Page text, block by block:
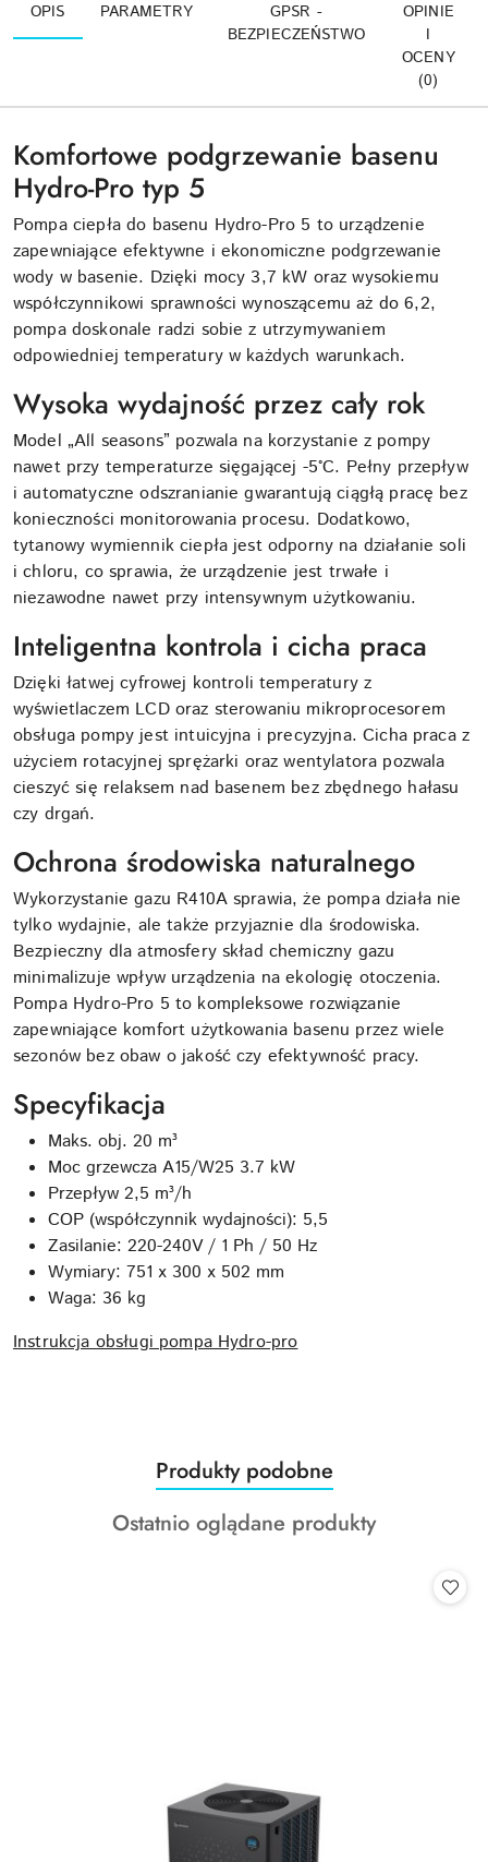
OPIS PARAMETRY
GPSR -
BEZPIECZEŃSTWO
OPINIE
I
OCENY
(0)
Komfortowe podgrzewanie basenu
Hydro-Pro typ 5
Pompa ciepła do basenu Hydro-Pro 5 to urządzenie
zapewniające efektywne i ekonomiczne podgrzewanie
wody w basenie. Dzięki mocy 3,7 kW oraz wysokiemu
współczynnikowi sprawności wynoszącemu aż do 6,2,
pompa doskonale radzi sobie z utrzymywaniem
odpowiedniej temperatury w każdych warunkach.
Wysoka wydajność przez cały rok
Model „All seasons” pozwala na korzystanie z pompy
nawet przy temperaturze sięgającej -5°C. Pełny przepływ
i automatyczne odszranianie gwarantują ciągłą pracę bez
konieczności monitorowania procesu. Dodatkowo,
tytanowy wymiennik ciepła jest odporny na działanie soli
i chloru, co sprawia, że urządzenie jest trwałe i
niezawodne nawet przy intensywnym użytkowaniu.
Inteligentna kontrola i cicha praca
Dzięki łatwej cyfrowej kontroli temperatury z
wyświetlaczem LCD oraz sterowaniu mikroprocesorem
obsługa pompy jest intuicyjna i precyzyjna. Cicha praca z
użyciem rotacyjnej sprężarki oraz wentylatora pozwala
cieszyć się relaksem nad basenem bez zbędnego hałasu
czy drgań.
Ochrona środowiska naturalnego
Wykorzystanie gazu R410A sprawia, że pompa działa nie
tylko wydajnie, ale także przyjaznie dla środowiska.
Bezpieczny dla atmosfery skład chemiczny gazu
minimalizuje wpływ urządzenia na ekologię otoczenia.
Pompa Hydro-Pro 5 to kompleksowe rozwiązanie
zapewniające komfort użytkowania basenu przez wiele
sezonów bez obaw o jakość czy efektywność pracy.
Specyfikacja
Maks. obj. 20 m³
Moc grzewcza A15/W25 3.7 kW
Przepływ 2,5 m³/h
COP (współczynnik wydajności): 5,5
Zasilanie: 220-240V / 1 Ph / 50 Hz
Wymiary: 751 x 300 x 502 mm
Waga: 36 kg
Instrukcja obsługi pompa Hydro-pro
Pomiń karuzelę produktów
Produkty
o
statusie:
Produkty podobne
Produkty
Ostatnio oglądane produkty